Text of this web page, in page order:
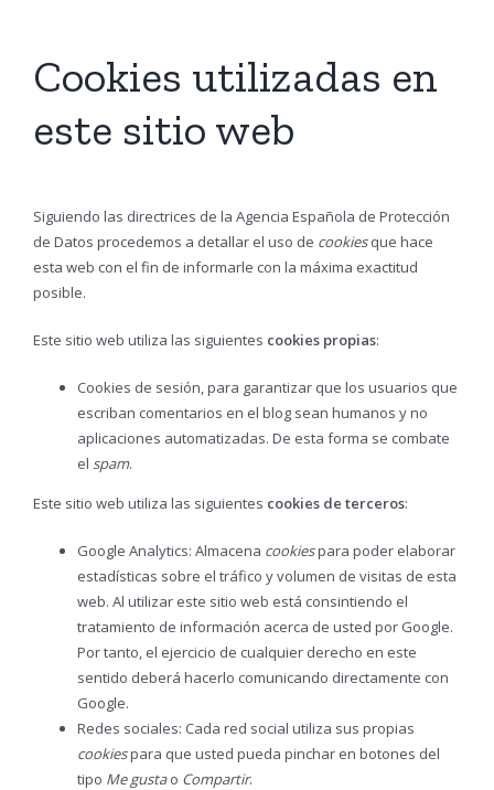
Cookies utilizadas en
este sitio web
Siguiendo las directrices de la Agencia Española de Protección
de Datos procedemos a detallar el uso de cookiesque hace
esta web con el fin de informarle con la máxima exactitud
posible.
Este sitio web utiliza las siguientes cookies propias:
Cookies de sesión, para garantizar que los usuarios que
escriban comentarios en el blog sean humanos y no
aplicaciones automatizadas. De esta forma se combate
el spam.
Este sitio web utiliza las siguientes cookies de terceros:
Google Analytics: Almacena cookiespara poder elaborar
estadísticas sobre el tráfico y volumen de visitas de esta
web. Al utilizar este sitio web está consintiendo el
tratamiento de información acerca de usted por Google.
Por tanto, el ejercicio de cualquier derecho en este
sentido deberá hacerlo comunicando directamente con
Google.
Redes sociales: Cada red social utiliza sus propias
cookiespara que usted pueda pinchar en botones del
tipo Me gustao Compartir.